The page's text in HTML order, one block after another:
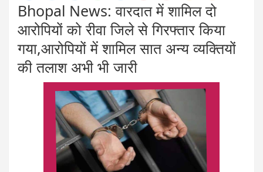
Bhopal News: वारदात में शामिल दो
आरोपियों को रीवा जिले से गिरफ्तार किया
गया,आरोपियों में शामिल सात अन्य व्यक्तियों
की तलाश अभी भी जारी